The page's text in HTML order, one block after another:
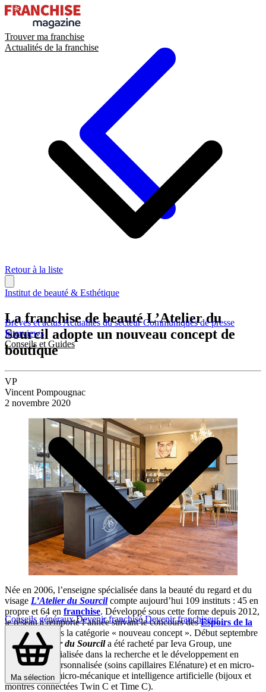
Trouver ma franchise
Actualités de la franchise
Brèves et actusActualités du secteurCommuniqués de presse
Interviews
Conseils et Guides
Conseils générauxDevenir franchiséDevenir franchiseur
Ma sélection
Retour à la liste
Institut de beauté & Esthétique
La franchise de beauté L’Atelier du
Sourcil adopte un nouveau concept de
boutique
VP
Vincent Pompougnac
2 novembre 2020
Née en 2006, l’enseigne spécialisée dans la beauté du regard et du
visage L’Atelier du Sourcilcompte aujourd’hui 109 instituts : 45 en
propre et 64 en franchise. Développé sous cette forme depuis 2012,
le réseau a remporté l’année suivant le concours desEspoirs de la
Franchise
dans la catégorie « nouveau concept ». Début septembre
2020,L’Atelier du Sourcila été racheté par Ieva Group, une
entreprise spécialisée dans la recherche et le développement en
cosmétique
personnalisée (soins capillaires Elénature) et en micro-
électronique, micro-mécanique et intelligence artificielle (bijoux et
montres connectées Twin C et Time C).